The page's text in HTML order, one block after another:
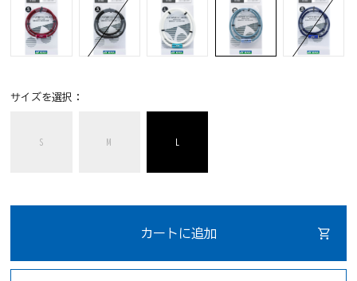
サイズを選択：
S M
カートに追加